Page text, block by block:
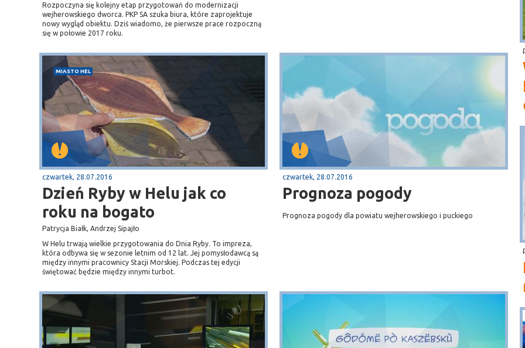
Rozpoczyna się kolejny etap przygotowań do modernizacji
wejherowskiego dworca. PKP SA szuka biura, które zaprojektuje
nowy wygląd obiektu. Dziś wiadomo, że pierwsze prace rozpoczną
się w połowie 2017 roku.
MIASTO HEL
czwartek, 28.07.2016
Dzień Ryby w Helu jak co
roku na bogato
Patrycja Białk, Andrzej Sipajło
W Helu trwają wielkie przygotowania do Dnia Ryby. To impreza,
która odbywa się w sezonie letnim od 12 lat. Jej pomysłodawcą są
między innymi pracownicy Stacji Morskiej. Podczas tej edycji
świętować będzie między innymi turbot.
czwartek, 28.07.2016
Prognoza pogody
Prognoza pogody dla powiatu wejherowskiego i puckiego